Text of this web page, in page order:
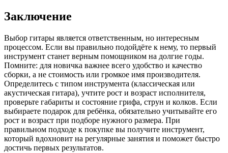
Заключение
Выбор гитары является ответственным, но интересным
процессом. Если вы правильно подойдёте к нему, то первый
инструмент станет верным помощником на долгие годы.
Помните: для новичка важнее всего удобство и качество
сборки, а не стоимость или громкое имя производителя.
Определитесь с типом инструмента (классическая или
акустическая гитара), учтите рост и возраст исполнителя,
проверьте габариты и состояние грифа, струн и колков. Если
выбираете подарок для ребёнка, обязательно учитывайте его
рост и возраст при подборе нужного размера. При
правильном подходе к покупке вы получите инструмент,
который вдохновит на регулярные занятия и поможет быстро
достичь первых результатов.